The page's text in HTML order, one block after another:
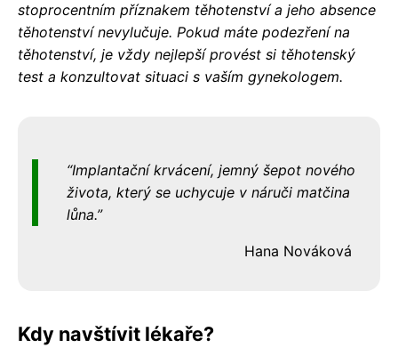
stoprocentním příznakem těhotenství a jeho absence
těhotenství nevylučuje. Pokud máte podezření na
těhotenství, je vždy nejlepší provést si těhotenský
test a konzultovat situaci s vaším gynekologem.
Implantační krvácení, jemný šepot nového
života, který se uchycuje v náruči matčina
lůna.
Hana Nováková
Kdy navštívit lékaře?